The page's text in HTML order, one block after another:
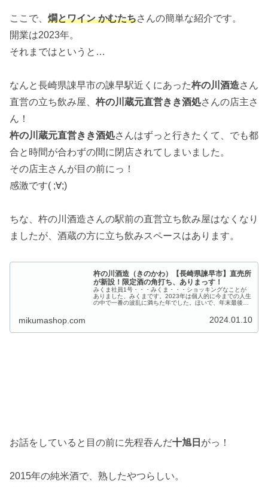
ここで、 燗とワイン かむたちさんの簡単な紹介です。
開業は2023年。
それまではというと…
なんと長崎県諌早市の諫早駅近くにあった杵の川酒造さん
直営の立ち飲み屋、 杵の川蔵元直営きき酒処さんの店主さ
ん！
杵の川蔵元直営きき酒処さんはずっと行きたくて、でも都
合と時間が合わずの間に閉店されてしまいました。
その店主さんが目の前にっ！
感激です( ;∀;)
ちな、杵の川酒造さんの駅前の直営立ち飲み屋はなくなり
ましたが、酒蔵の方に立ち飲みスペースはあります。
杵の川酒造（きのかわ）【長崎県諫早市】直売所
が新設！限定酒の角打ち、ありまっす！
みくま社員1号・・・みくま・・・ショッキングなことが
ありました、みくまです。2023年は個人的に今までの人生
の中で一番の波乱に満ちた年でした。ほいで、年末最後に
mikumashop.com 2024.01.10
お話をしていると目の前に先程吞んだ十旭日 がっ！
2015年の純米酒で、熟したやつらしい。